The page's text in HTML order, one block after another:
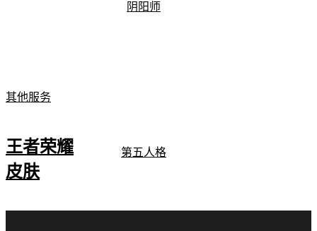
阴阳师
第五人格
其他服务
王者荣耀
皮肤